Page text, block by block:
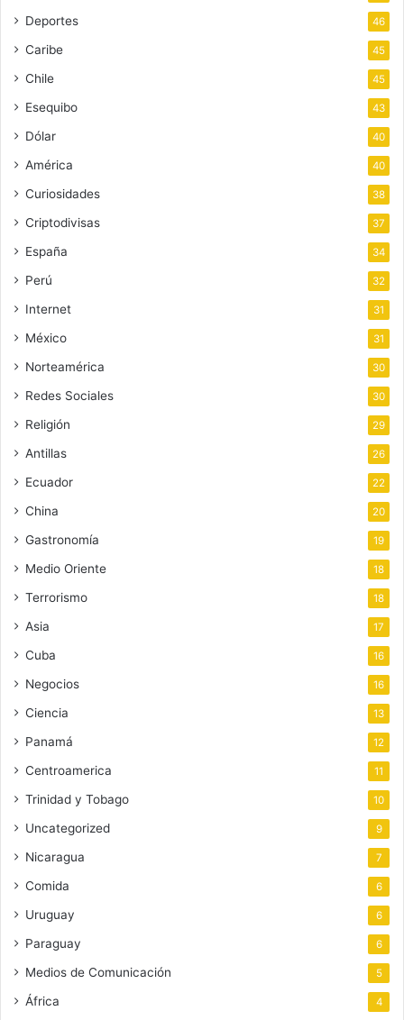
Deportes 46
Caribe 45
Chile 45
Esequibo 43
Dólar 40
América 40
Curiosidades 38
Criptodivisas 37
España 34
Perú 32
Internet 31
México 31
Norteamérica 30
Redes Sociales 30
Religión 29
Antillas 26
Ecuador 22
China 20
Gastronomía 19
Medio Oriente 18
Terrorismo 18
Asia 17
Cuba 16
Negocios 16
Ciencia 13
Panamá 12
Centroamerica 11
Trinidad y Tobago 10
Uncategorized 9
Nicaragua 7
Comida 6
Uruguay 6
Paraguay 6
Medios de Comunicación 5
África 4